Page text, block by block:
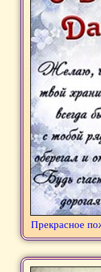
Прекрасное